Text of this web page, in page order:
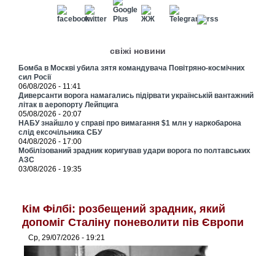
свіжі новини
Бомба в Москві убила зятя командувача Повітряно-космічних
сил Росії
06/08/2026 - 11:41
Диверсанти ворога намагались підірвати українській вантажний
літак в аеропорту Лейпцига
05/08/2026 - 20:07
НАБУ знайшло у справі про вимагання $1 млн у наркобарона
слід ексочільника СБУ
04/08/2026 - 17:00
Мобілізований зрадник коригував удари ворога по полтавських
АЗС
03/08/2026 - 19:35
Кім Філбі: розбещений зрадник, який
допоміг Сталіну поневолити пів Європи
Ср, 29/07/2026 - 19:21